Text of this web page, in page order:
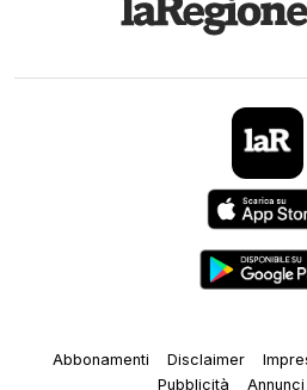
Abbonamenti Disclaimer
Pubblicità